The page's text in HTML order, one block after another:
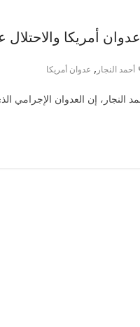
أمريكا
أحمد النجار , عدوان أمريكا
النجار، إن العدوان الإجرامي